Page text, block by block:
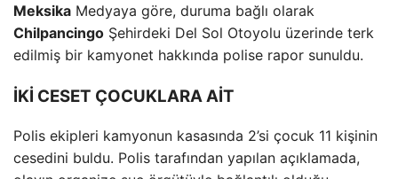
Meksika Medyaya göre, duruma bağlı olarak
Chilpancingo Şehirdeki Del Sol Otoyolu üzerinde terk
edilmiş bir kamyonet hakkında polise rapor sunuldu.
İKİ CESET ÇOCUKLARA AİT
Polis ekipleri kamyonun kasasında 2’si çocuk 11 kişinin
cesedini buldu. Polis tarafından yapılan açıklamada,